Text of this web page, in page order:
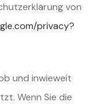
von
privacy?
und inwieweit
Wenn Sie die